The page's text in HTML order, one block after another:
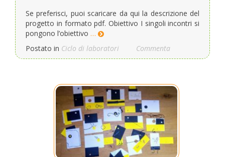
Se preferisci, puoi scaricare da qui la descrizione del
progetto in formato pdf. Obiettivo I singoli incontri si
pongono l’obiettivo …
Postato in Ciclo di laboratori Commenta